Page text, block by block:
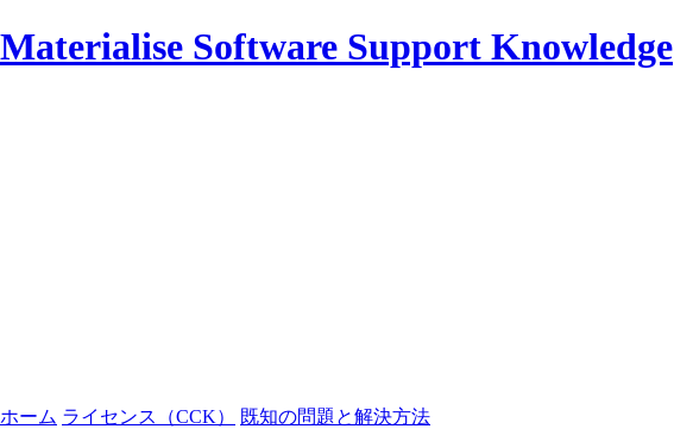
Materialise Software Support Knowledge
ホーム ライセンス（CCK） 既知の問題と解決方法